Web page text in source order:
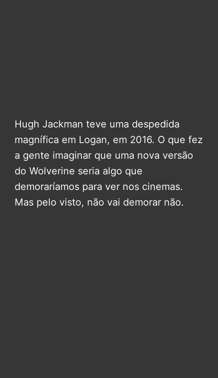
Hugh Jackman teve uma despedida
magnífica em Logan, em 2016. O que fez
a gente imaginar que uma nova versão
do Wolverine seria algo que
demoraríamos para ver nos cinemas.
Mas pelo visto, não vai demorar não.